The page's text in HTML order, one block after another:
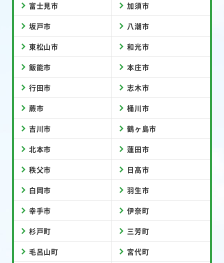
富士見市 加須市
坂戸市 八潮市
東松山市 和光市
飯能市 本庄市
行田市 志木市
蕨市 桶川市
吉川市 鶴ヶ島市
北本市 蓮田市
秩父市 日高市
白岡市 羽生市
幸手市 伊奈町
杉戸町 三芳町
毛呂山町 宮代町